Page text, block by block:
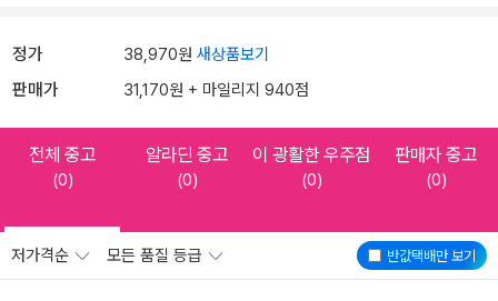
정가 38,970원 새상품보기
판매가 31,170원 + 마일리지 940점
전체 중고
(0)
알라딘 중고
(0)
이 광활한 우주점
(0)
판매자 중고
(0)
반값택배만 보기
저가격순 모든 품질 등급